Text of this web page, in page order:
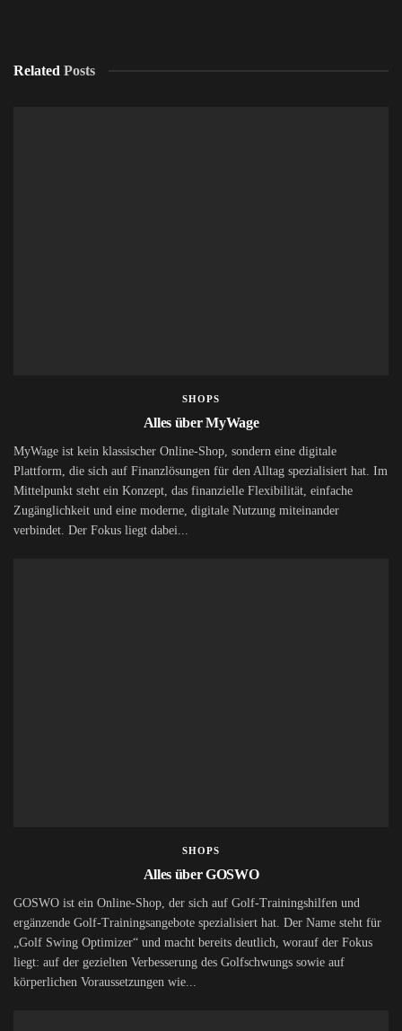
Related Posts
SHOPS
Alles über MyWage
MyWage ist kein klassischer Online-Shop, sondern eine digitale
Plattform, die sich auf Finanzlösungen für den Alltag spezialisiert hat. Im
Mittelpunkt steht ein Konzept, das finanzielle Flexibilität, einfache
Zugänglichkeit und eine moderne, digitale Nutzung miteinander
verbindet. Der Fokus liegt dabei...
SHOPS
Alles über GOSWO
GOSWO ist ein Online-Shop, der sich auf Golf-Trainingshilfen und
ergänzende Golf-Trainingsangebote spezialisiert hat. Der Name steht für
„Golf Swing Optimizer“ und macht bereits deutlich, worauf der Fokus
liegt: auf der gezielten Verbesserung des Golfschwungs sowie auf
körperlichen Voraussetzungen wie...